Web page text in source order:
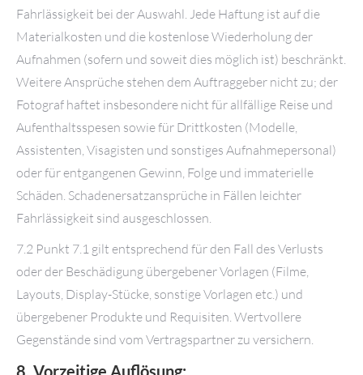
Fahrlässigkeit bei der Auswahl. Jede Haftung ist auf die
Materialkosten und die kostenlose Wiederholung der
Aufnahmen (sofern und soweit dies möglich ist) beschränkt.
Weitere Ansprüche stehen dem Auftraggeber nicht zu; der
Fotograf haftet insbesondere nicht für allfällige Reise und
Aufenthaltsspesen sowie für Drittkosten (Modelle,
Assistenten, Visagisten und sonstiges Aufnahmepersonal)
oder für entgangenen Gewinn, Folge und immaterielle
Schäden. Schadenersatzansprüche in Fällen leichter
Fahrlässigkeit sind ausgeschlossen.
7.2 Punkt 7.1 gilt entsprechend für den Fall des Verlusts
oder der Beschädigung übergebener Vorlagen (Filme,
Layouts, Display-Stücke, sonstige Vorlagen etc.) und
übergebener Produkte und Requisiten. Wertvollere
Gegenstände sind vom Vertragspartner zu versichern.
8. Vorzeitige Auflösung: